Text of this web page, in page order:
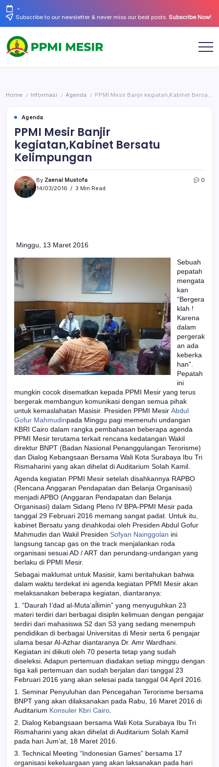
Skip
to
content
-
Subscribe to our newsletter & never miss our best posts. Subscribe Now!
Home / Informasi / Agenda / PPMI Mesir Banjir kegiatan,Kabinet Bersatu Kelimpungan
Agenda
PPMI Mesir Banjir
kegiatan,Kabinet Bersatu
Kelimpungan
By Zaenal Mustofa
14/03/2016
3 Min Read
0
Minggu, 13 Maret 2016
Sebuah
pepatah
mengata
kan
“Bergera
klah !
Karena
dalam
pergerak
an ada
keberka
han”.
Pepatah
ini
mungkin cocok disematkan kepada PPMI Mesir yang terus
bergerak membangun komunikasi dengan semua pihak
untuk kemaslahatan Masisir. Presiden PPMI Mesir Abdul
Gofur Mahmudinpada Minggu pagi memenuhi undangan
KBRI Cairo dalam rangka pembahasan beberapa agenda
PPMI Mesir terutama terkait rencana kedatangan Wakil
direktur BNPT (Badan Nasional Penanggulangan Terorisme)
dan Dialog Kebangsaan Bersama Wali Kota Surabaya Ibu Tri
Rismaharini yang akan dihelat di Auditarium Solah Kamil.
Agenda kegiatan PPMI Mesir setelah disahkannya RAPBO
(Rencana Anggaran Pendapatan dan Belanja Organisasi)
menjadi APBO (Anggaran Pendapatan dan Belanja
Organisasi) dalam Sidang Pleno IV BPA-PPMI Mesir pada
tanggal 29 Februari 2016 memang sangat padat. Untuk itu,
kabinet Bersatu yang dinahkodai oleh Presiden Abdul Gofur
Mahmudin dan Wakil Presiden Sofyan Nainggolan ini
langsung tancap gas on the track menjalankan roda
organisasi sesuai AD / ART dan perundang-undangan yang
berlaku di PPMI Mesir.
Sebagai maklumat untuk Masisir, kami beritahukan bahwa
dalam waktu terdekat ini agenda kegiatan PPMI Mesir akan
melaksanakan beberapa kegiatan, diantaranya:
1. “Daurah I’dad al-Muta’aĺlimin” yang menyuguhkan 23
materi terdiri dari berbagai disiplin kelimuan dengan pengajar
terdiri dari mahasiswa S2 dan S3 yang sedang menempuh
pendidikan di berbagai Universitas di Mesir serta 6 pengajar
ulama besar Al-Azhar diantaranya Dr. Amr Wardhani.
Kegiatan ini diikuti oleh 70 peserta tetap yang sudah
diseleksi. Adapun pertemuan diadakan setiap minggu dengan
tiga kali pertemuan dan sudah berjalan dari tanggal 23
Februari 2016 yang akan selesai pada tanggal 04 April 2016.
1. Seminar Penyuluhan dan Pencegahan Terorisme bersama
BNPT yang akan dilaksanakan pada Rabu, 16 Maret 2016 di
Auditarium Konsuler Kbri Cairo
2. Dialog Kebangsaan bersama Wali Kota Surabaya Ibu Tri
Rismaharini yang akan dihelat di Auditarium Solah Kamil
pada hari Jum’at, 18 Maret 2016.
3. Technical Meeting “Indonesian Games” bersama 17
organisasi kekeluargaan yang akan laksanakan pada hari